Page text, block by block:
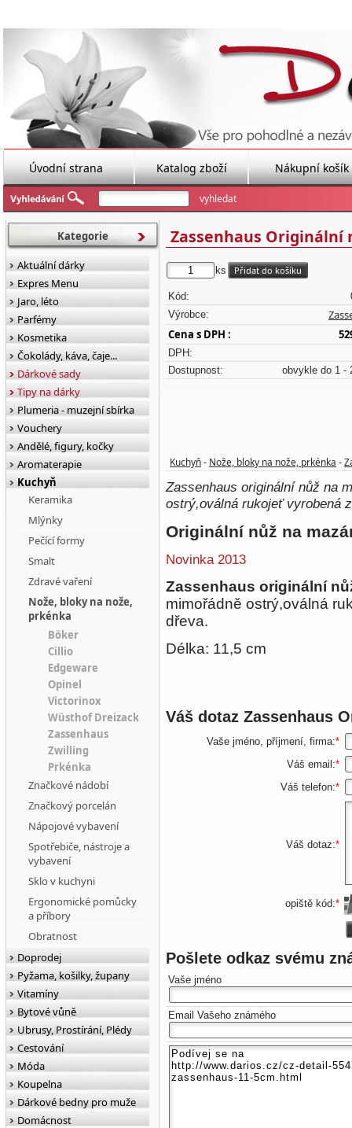
Úvodní strana Katalog zboží Nákupní košík
Zassenhaus Originální
ks
Kód:
Výrobce:
Cena s DPH :
DPH:
Dostupnost:
obvykle do 1 -
Kuchyň - Nože, bloky na nože, prkénka -
Zassenhaus originální nůž na
ostrý,oválná rukojeť vyrobená
Originální nůž na
Novinka 2013
Zassenhaus originální
mimořádně ostrý,oválná
dřeva.
Délka: 11,5 cm
Váš dotaz Zassenhaus
Vaše jméno, příjmení, firma:*
Váš email:*
Váš telefon:*
Váš dotaz:*
opiště kód:*
Pošlete odkaz svému
Vaše jméno
Email Vašeho známého
Kategorie
Aktuální dárky
Expres Menu
Jaro, léto
Parfémy
Kosmetika
Čokolády, káva, čaje...
Dárkové sady
Tipy na dárky
Plumeria - muzejní sbírka
Vouchery
Andělé, figury, kočky
Aromaterapie
Kuchyň
Keramika
Mlýnky
Pečící formy
Smalt
Zdravé vaření
Nože, bloky na nože,
prkénka
Böker
Cillio
Edgeware
Opinel
Victorinox
Wüsthof Dreizack
Zassenhaus
Zwilling
Prkénka
Značkové nádobí
Značkový porcelán
Nápojové vybavení
Spotřebiče, nástroje a
vybavení
Sklo v kuchyni
Ergonomické pomůcky
a příbory
Obratnost
Doprodej
Pyžama, košilky, župany
Vitamíny
Bytové vůně
Ubrusy, Prostírání, Plédy
Cestování
Móda
Koupelna
Dárkové bedny pro muže
Domácnost